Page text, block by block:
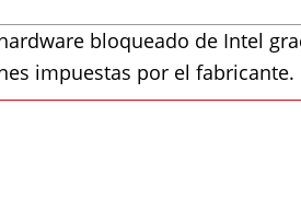
bloqueado de Intel
impuestas por el fabricante.